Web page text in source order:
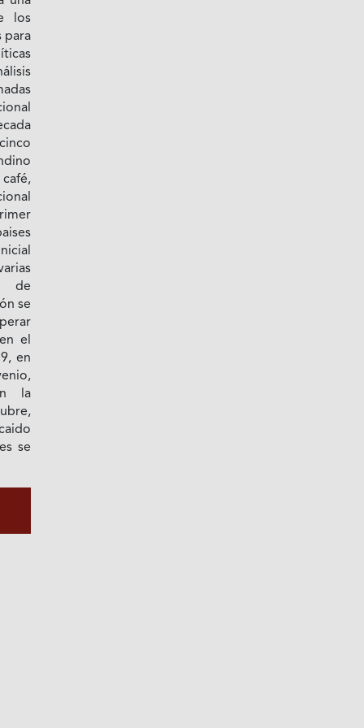
los
para
de
se
el
en
la
se